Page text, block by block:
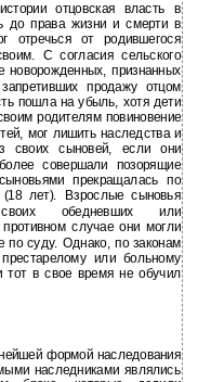
отцовская власть в
до права жизни и смерти в
отречься от родившегося
С согласия сельского
новорожденных, признанных
продажу отцом
пошла на убыль, хотя дети
родителям повиновение
мог лишить наследства и
своих сыновей, если они
совершали позорящие
прекращалась по
лет). Взрослые сыновья
обедневших или
случае они могли
по суду. Однако, по законам
или больному
тот в свое время не обучил
формой наследования
наследниками являлись